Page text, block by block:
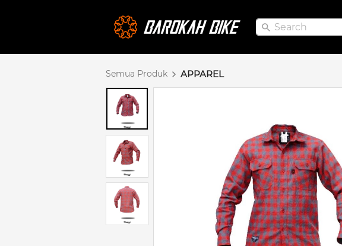
Search
Search
Semua Produk APPAREL